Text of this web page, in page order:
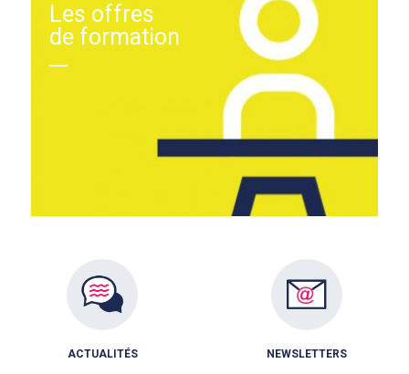
Les offres
de formation
ACTUALITÉS NEWSLETTERS